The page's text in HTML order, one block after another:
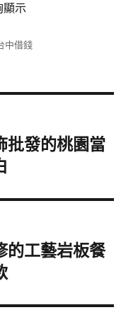
顯示
中借錢
批發的桃園當
的工藝岩板餐